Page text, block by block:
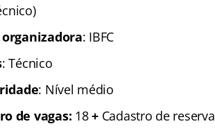
organizadora: IBFC
: Técnico
: Nível médio
de vagas: 18+ Cadastro de reserva